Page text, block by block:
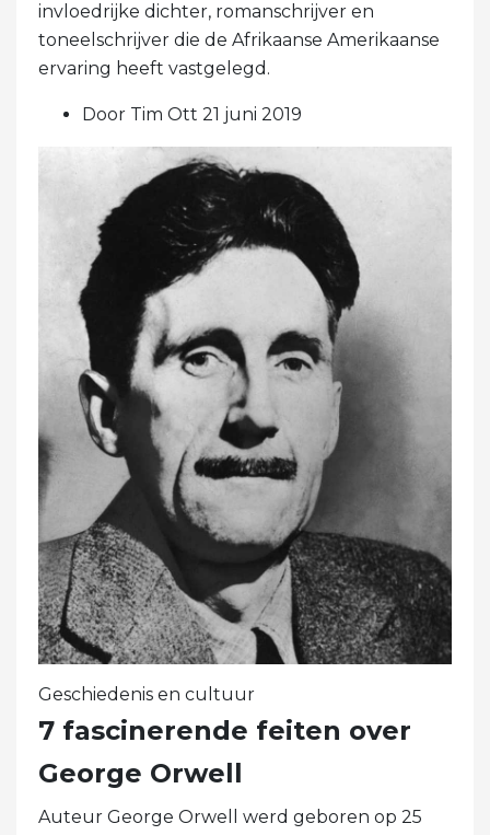
invloedrijke dichter, romanschrijver en
toneelschrijver die de Afrikaanse Amerikaanse
ervaring heeft vastgelegd.
Door Tim Ott 21 juni 2019
Geschiedenis en cultuur
7 fascinerende feiten over
George Orwell
Auteur George Orwell werd geboren op 25